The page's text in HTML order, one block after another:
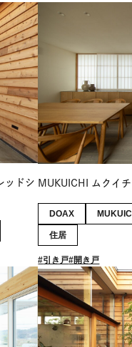
ッドシ MUKUICHI ムクイ
DOAX
住居
引き戸 開き戸